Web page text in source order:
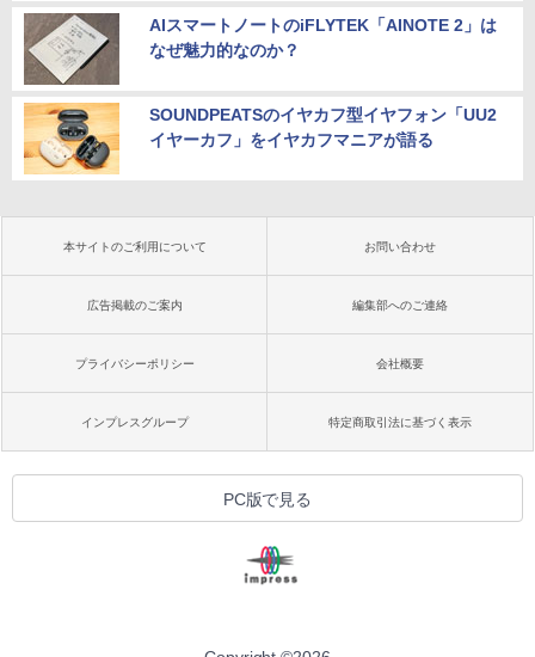
AIスマートノートのiFLYTEK「AINOTE 2」は
なぜ魅力的なのか？
SOUNDPEATSのイヤカフ型イヤフォン「UU2
イヤーカフ」をイヤカフマニアが語る
本サイトのご利用について お問い合わせ
広告掲載のご案内 編集部へのご連絡
プライバシーポリシー 会社概要
インプレスグループ 特定商取引法に基づく表示
PC版で見る